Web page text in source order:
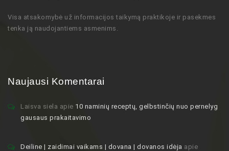
Visa atsakomybė už informacijos taikymą praktikoje ir pasekmes
tenka ją naudojantiems asmenims.
Naujausi Komentarai
Laisva siela apie 10 naminių receptų, gelbstinčių nuo pernelyg
gausaus prakaitavimo
Deiline | zaidimai vaikams | dovana | dovanos idėja apie